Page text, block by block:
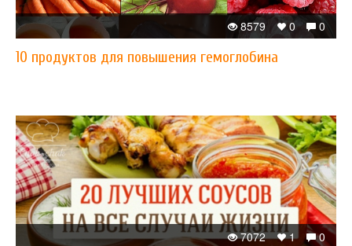
0
0
8579
10 продуктов для повышения гемоглобина
0
1
7072